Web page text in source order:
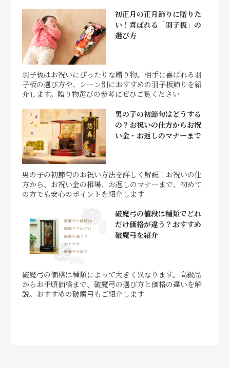
初正月の正月飾りに贈りた
い！喜ばれる「羽子板」の
選び方
羽子板はお祝いにぴったりな贈り物。相手に喜ばれる羽
子板の選び方や、シーン別におすすめの羽子板飾りを紹
介します。贈り物選びの参考にぜひご覧ください
男の子の初節句はどうする
の？お祝いの仕方からお祝
い金・お返しのマナーまで
男の子の初節句のお祝い方法を詳しく解説！お祝いの仕
方から、お祝い金の相場、お返しのマナーまで、初めて
の方でも安心のポイントを紹介します
破魔弓の値段は種類でどれ
だけ価格が違う？おすすめ
破魔弓を紹介
破魔弓の価格は種類によって大きく異なります。高級品
からお手頃価格まで、破魔弓の選び方と価格の違いを解
説。おすすめの破魔弓もご紹介します